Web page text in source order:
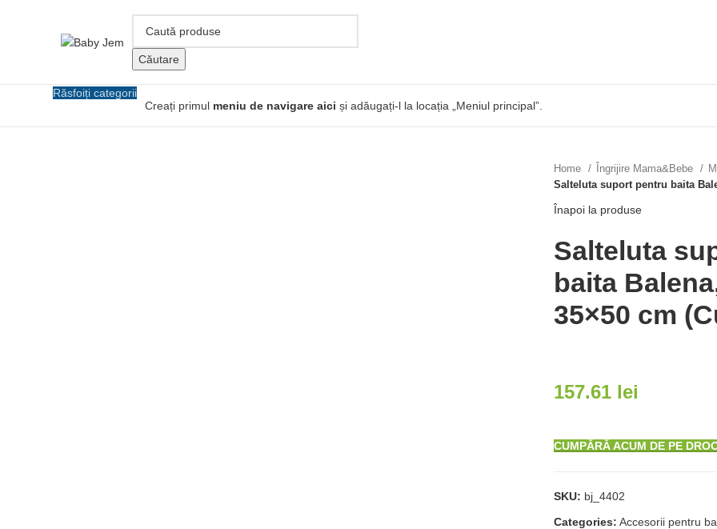
Căutare
Răsfoiți categorii
Creați primul meniu de navigare aici și adăugați-l la locația „Meniul principal”.
Home Îngrijire Mama&Bebe
Salteluta suport pentru baita
Înapoi la produse
Salteluta
baita
35×50 cm
157.61 lei
CUMPĂRĂ ACUM DE PE
SKU: bj_4402
Categories: Accesorii pentru